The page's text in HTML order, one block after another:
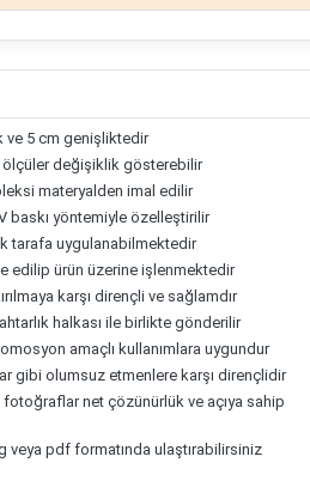
ve 5 cm genişliktedir
değişiklik gösterebilir
materyalden imal edilir
baskı yöntemiyle özelleştirilir
tarafa uygulanabilmektedir
edilip ürün üzerine işlenmektedir
karşı dirençli ve sağlamdır
halkası ile birlikte gönderilir
amaçlı kullanımlara uygundur
gibi olumsuz etmenlere karşı dirençlidir
net çözünürlük ve açıya sahip
veya pdf formatında ulaştırabilirsiniz